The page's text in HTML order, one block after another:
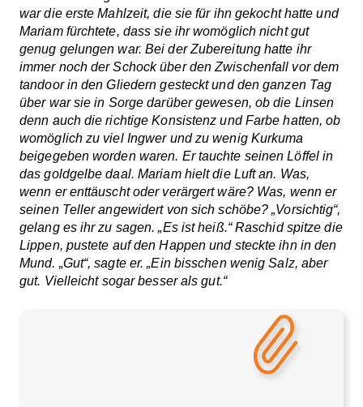
war die erste Mahlzeit, die sie für ihn gekocht hatte und
Mariam fürchtete, dass sie ihr womöglich nicht gut
genug gelungen war. Bei der Zubereitung hatte ihr
immer noch der Schock über den Zwischenfall vor dem
tandoor in den Gliedern gesteckt und den ganzen Tag
über war sie in Sorge darüber gewesen, ob die Linsen
denn auch die richtige Konsistenz und Farbe hatten, ob
womöglich zu viel Ingwer und zu wenig Kurkuma
beigegeben worden waren. Er tauchte seinen Löffel in
das goldgelbe daal. Mariam hielt die Luft an. Was,
wenn er enttäuscht oder verärgert wäre? Was, wenn er
seinen Teller angewidert von sich schöbe? „Vorsichtig“,
gelang es ihr zu sagen. „Es ist heiß.“ Raschid spitze die
Lippen, pustete auf den Happen und steckte ihn in den
Mund. „Gut“, sagte er. „Ein bisschen wenig Salz, aber
gut. Vielleicht sogar besser als gut.“